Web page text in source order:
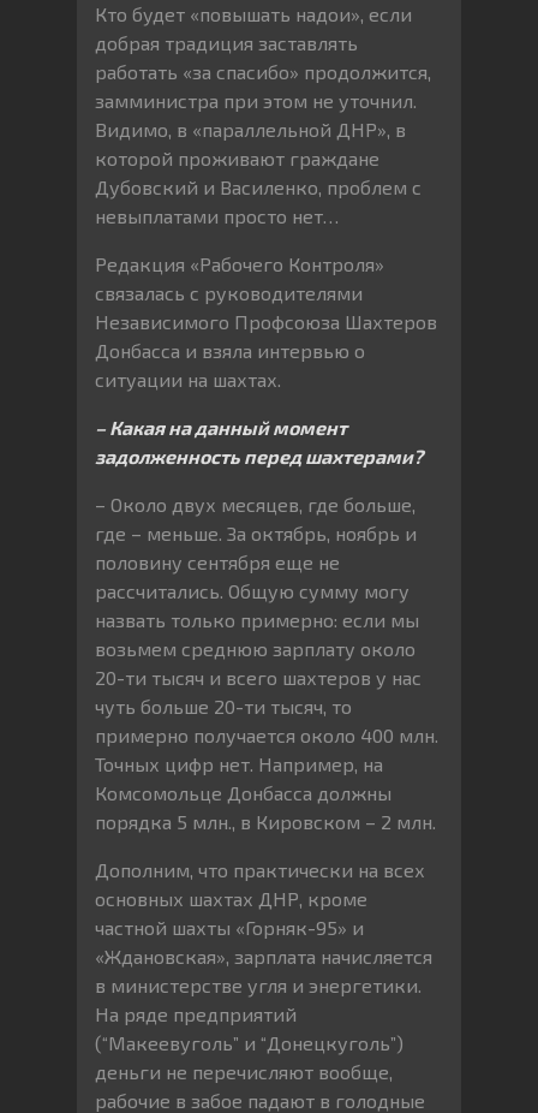
Кто будет «повышать надои», если
добрая традиция заставлять
работать «за спасибо» продолжится,
замминистра при этом не уточнил.
Видимо, в «параллельной ДНР», в
которой проживают граждане
Дубовский и Василенко, проблем с
невыплатами просто нет…
Редакция «Рабочего Контроля»
связалась с руководителями
Независимого Профсоюза Шахтеров
Донбасса и взяла интервью о
ситуации на шахтах.
– Какая на данный момент
задолженность перед шахтерами?
– Около двух месяцев, где больше,
где – меньше. За октябрь, ноябрь и
половину сентября еще не
рассчитались. Общую сумму могу
назвать только примерно: если мы
возьмем среднюю зарплату около
20-ти тысяч и всего шахтеров у нас
чуть больше 20-ти тысяч, то
примерно получается около 400 млн.
Точных цифр нет. Например, на
Комсомольце Донбасса должны
порядка 5 млн., в Кировском – 2 млн.
Дополним, что практически на всех
основных шахтах ДНР, кроме
частной шахты «Горняк-95» и
«Ждановская», зарплата начисляется
в министерстве угля и энергетики.
На ряде предприятий
(“Макеевуголь” и “Донецкуголь”)
деньги не перечисляют вообще,
рабочие в забое падают в голодные